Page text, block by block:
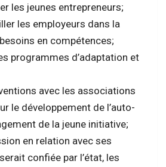
les jeunes entrepreneurs;
les employeurs dans la
en compétences;
programmes d’adaptation et
avec les associations
le développement de l’auto-
de la jeune initiative;
en relation avec ses
confiée par l’état, les